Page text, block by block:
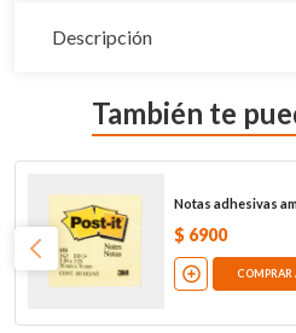
Descripción
También te
Notas adhesivas
$ 6900
COMPRAR